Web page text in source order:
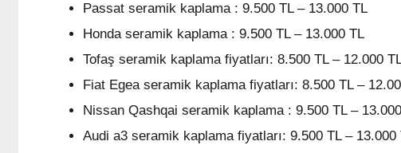
Passat seramik kaplama : 9.500 TL – 13.000 TL
Honda seramik kaplama : 9.500 TL – 13.000 TL
Tofaş seramik kaplama fiyatları: 8.500 TL – 12.000
Fiat Egea seramik kaplama fiyatları: 8.500 TL –
Nissan Qashqai seramik kaplama : 9.500 TL –
Audi a3 seramik kaplama fiyatları: 9.500 TL – 13.000